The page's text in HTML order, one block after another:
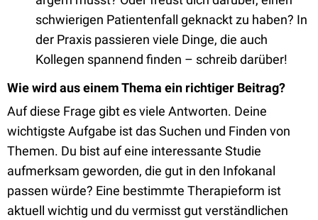
schwierigen Patientenfall geknackt zu haben? In
der Praxis passieren viele Dinge, die auch
Kollegen spannend finden – schreib darüber!
Wie wird aus einem Thema ein richtiger Beitrag?
Auf diese Frage gibt es viele Antworten. Deine
wichtigste Aufgabe ist das Suchen und Finden von
Themen. Du bist auf eine interessante Studie
aufmerksam geworden, die gut in den Infokanal
passen würde? Eine bestimmte Therapieform ist
aktuell wichtig und du vermisst gut verständlichen